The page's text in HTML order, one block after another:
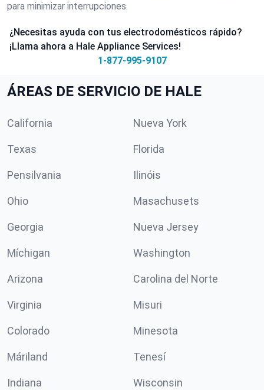
para minimizar interrupciones.
¿Necesitas ayuda con tus electrodomésticos rápido?
¡Llama ahora a Hale Appliance Services!
1-877-995-9107
ÁREAS DE SERVICIO DE HALE
California Nueva York
Texas Florida
Pensilvania Ilinóis
Ohio Masachusets
Georgia Nueva Jersey
Míchigan Washington
Arizona Carolina del Norte
Virginia Misuri
Colorado Minesota
Máriland Tenesí
Indiana Wisconsin